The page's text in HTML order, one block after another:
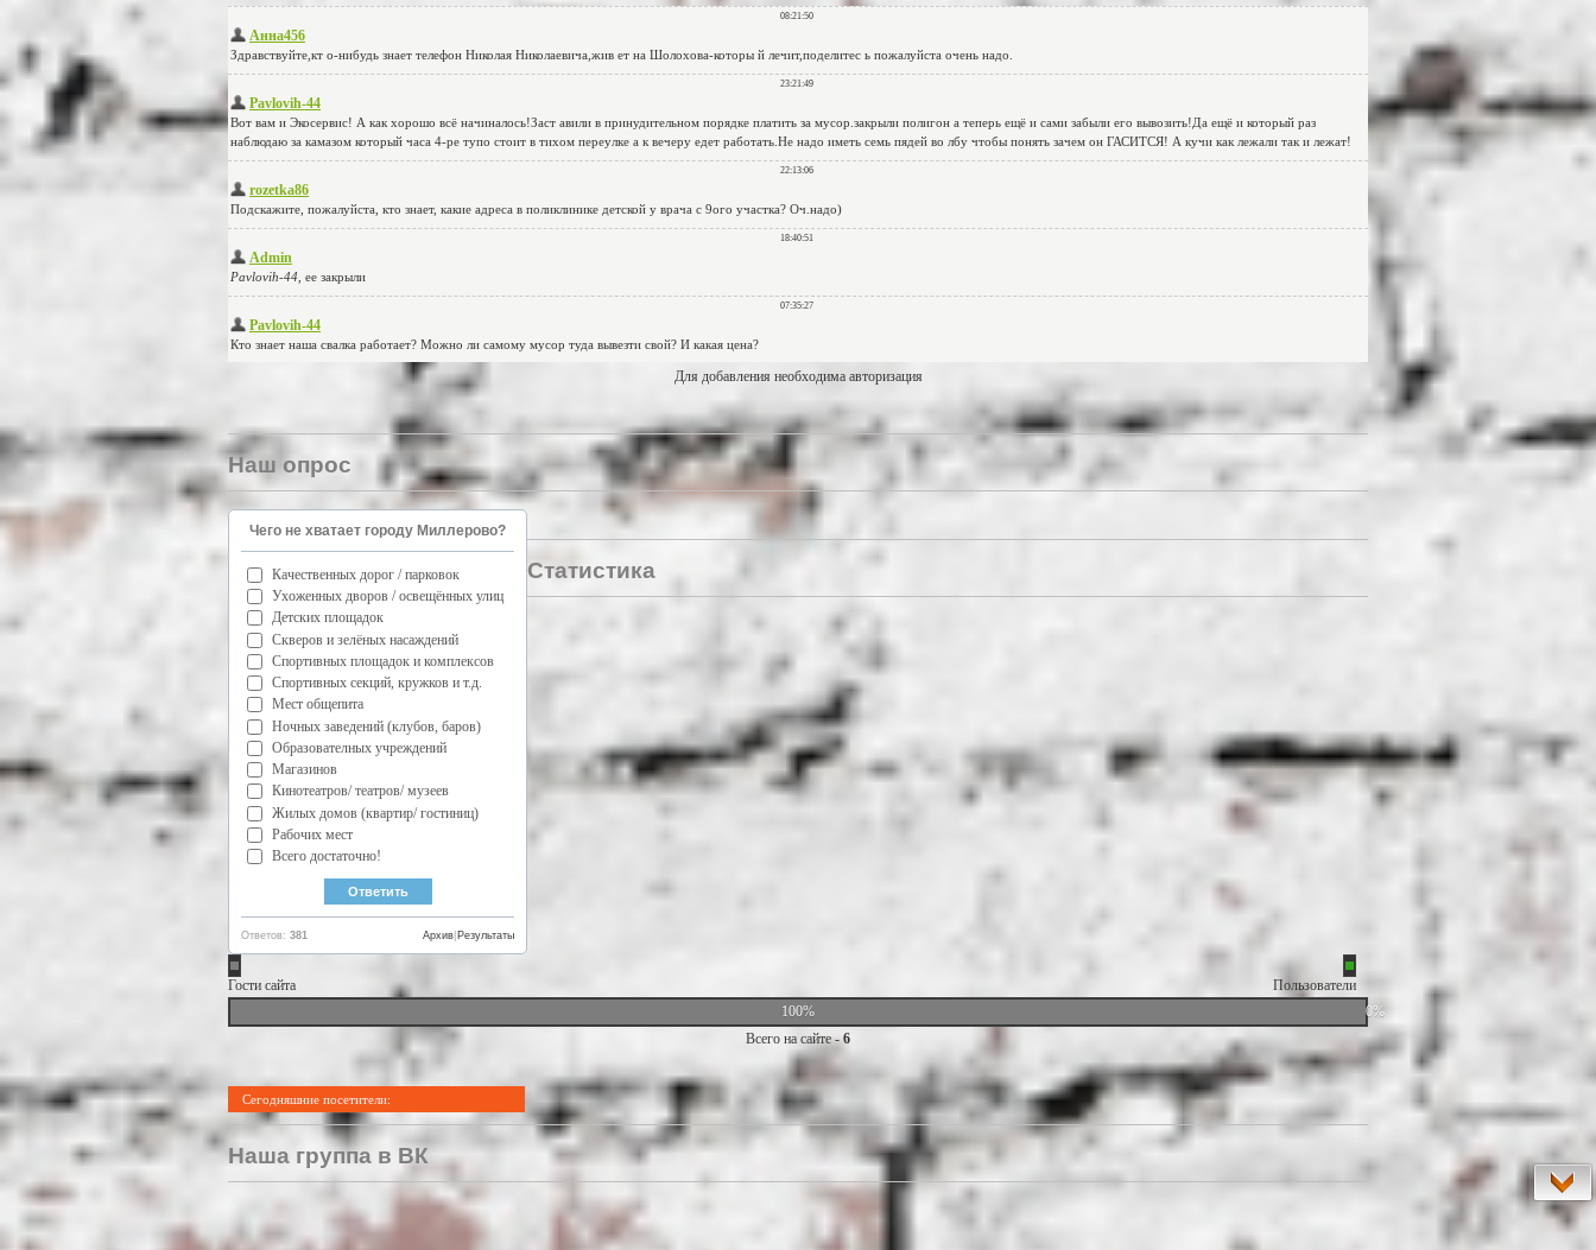
Для добавления необходима авторизация
Наш опрос
Чего не хватает городу Миллерово?
Качественных дорог / парковок
Ухоженных дворов / освещённых улиц
Детских площадок
Скверов и зелёных насаждений
Спортивных площадок и комплексов
Спортивных секций, кружков и т.д.
Мест общепита
Ночных заведений (клубов, баров)
Образователных учреждений
Магазинов
Кинотеатров/ театров/ музеев
Жилых домов (квартир/ гостиниц)
Рабочих мест
Всего достаточно!
Ответов: 381 Результаты
Архив
Статистика
Гости сайта
Пользователи
100%
0%
Всего на сайте -6
Сегодняшние посетители:
Наша группа в ВК